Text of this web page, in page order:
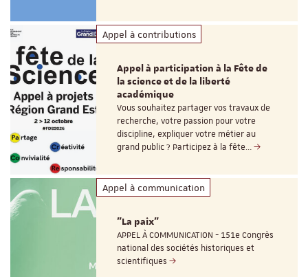
Appel à contributions
Appel à participation à la Fête de
la science et de la liberté
académique
Vous souhaitez partager vos travaux de
recherche, votre passion pour votre
discipline, expliquer votre métier au
grand public ? Participez à la fête…
Appel à communication
"La paix"
APPEL À COMMUNICATION - 151e Congrès
national des sociétés historiques et
scientifiques